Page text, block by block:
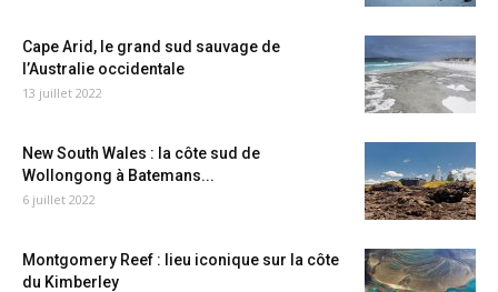
Cape Arid, le grand sud sauvage de
l’Australie occidentale
13 juillet 2022
New South Wales : la côte sud de
Wollongong à Batemans...
6 juillet 2022
Montgomery Reef : lieu iconique sur la côte
du Kimberley